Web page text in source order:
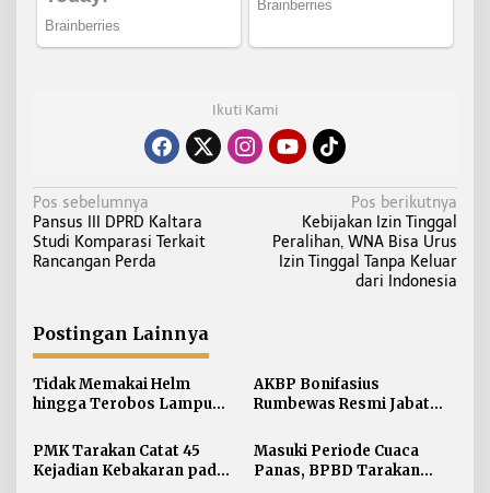
Ikuti Kami
N
a
v
a
s
i
p
o
s
Pos sebelumnya
Pansus III DPRD Kaltara
Studi Komparasi Terkait
Rancangan Perda
Pos berikutnya
Kebijakan Izin Tinggal
Peralihan, WNA Bisa Urus
Izin Tinggal Tanpa Keluar
dari Indonesia
Postingan Lainnya
Tidak Memakai Helm
hingga Terobos Lampu
Pelanggaran ETLE di
Tarakan
AKBP Bonifasius
Rumbewas Resmi Jabat
Tegaskan Pelanggaran
Personel Diproses Tanpa
Toleransi
PMK Tarakan Catat 45
Kejadian Kebakaran pada
Masuki Periode Cuaca
Panas, BPBD Tarakan